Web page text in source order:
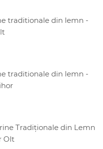
traditionale din lemn -
traditionale din lemn -
Tradiționale din Lemn
Olt